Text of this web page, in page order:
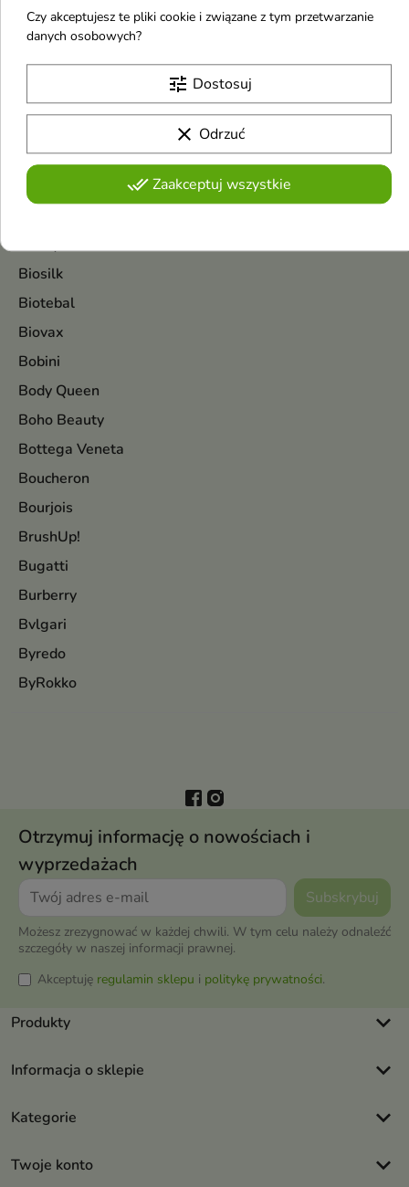
Biały Jeleń
BIC
Bielenda
Bielenda Professional
Biodance
Biosilk
Biotebal
Biovax
Bobini
Body Queen
Boho Beauty
Bottega Veneta
Boucheron
Bourjois
BrushUp!
Bugatti
Burberry
Bvlgari
Byredo
ByRokko
Otrzymuj informację o nowościach i
wyprzedażach
Możesz zrezygnować w każdej chwili. W tym celu należy odnaleźć
szczegóły w naszej informacji prawnej.
Akceptuję regulamin sklepu i politykę prywatności.
Produkty keyboard_arrow_down
Informacja o sklepie keyboard_arrow_down
Kategorie keyboard_arrow_down
Twoje konto keyboard_arrow_down
Czy akceptujesz te pliki cookie i związane z tym przetwarzanie
danych osobowych?
tune Dostosuj
clear Odrzuć
done_allZaakceptuj wszystkie